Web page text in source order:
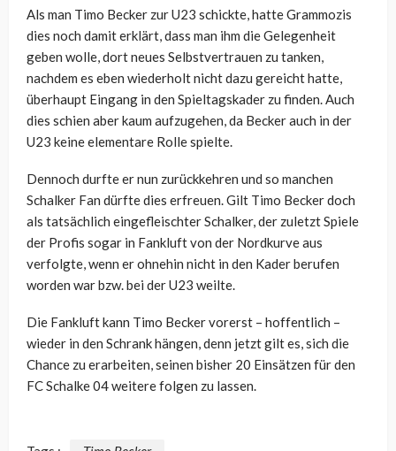
Als man Timo Becker zur U23 schickte, hatte Grammozis
dies noch damit erklärt, dass man ihm die Gelegenheit
geben wolle, dort neues Selbstvertrauen zu tanken,
nachdem es eben wiederholt nicht dazu gereicht hatte,
überhaupt Eingang in den Spieltagskader zu finden. Auch
dies schien aber kaum aufzugehen, da Becker auch in der
U23 keine elementare Rolle spielte.
Dennoch durfte er nun zurückkehren und so manchen
Schalker Fan dürfte dies erfreuen. Gilt Timo Becker doch
als tatsächlich eingefleischter Schalker, der zuletzt Spiele
der Profis sogar in Fankluft von der Nordkurve aus
verfolgte, wenn er ohnehin nicht in den Kader berufen
worden war bzw. bei der U23 weilte.
Die Fankluft kann Timo Becker vorerst – hoffentlich –
wieder in den Schrank hängen, denn jetzt gilt es, sich die
Chance zu erarbeiten, seinen bisher 20 Einsätzen für den
FC Schalke 04 weitere folgen zu lassen.